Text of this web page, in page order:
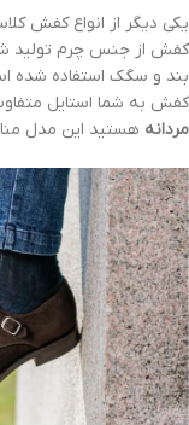
یکی دیگر از انواع کفش
کفش از جنس چرم تولید
بند و سگک استفاده شده
کفش به شما استایل
مردانه هستید این مدل